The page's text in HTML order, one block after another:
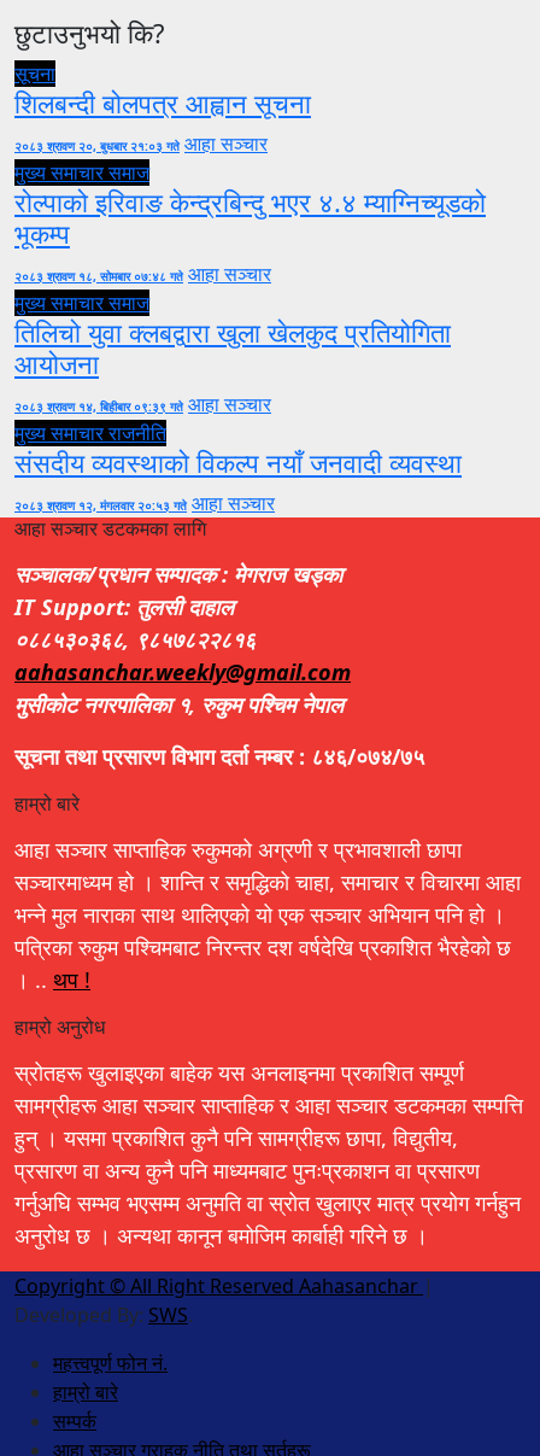
छुटाउनुभयो कि?
सूचना
शिलबन्दी बोलपत्र आह्वान सूचना
२०८३ श्रावण २०, बुधबार २१:०३ गते आहा सञ्चार
मुख्य समाचारसमाज
रोल्पाको इरिवाङ केन्द्रबिन्दु भएर ४.४ म्याग्निच्यूडको
भूकम्प
२०८३ श्रावण १८, सोमबार ०७:४८ गते आहा सञ्चार
मुख्य समाचारसमाज
तिलिचो युवा क्लबद्वारा खुला खेलकुद प्रतियोगिता
आयोजना
२०८३ श्रावण १४, बिहीबार ०९:३९ गते आहा सञ्चार
मुख्य समाचारराजनीति
संसदीय व्यवस्थाको विकल्प नयाँ जनवादी व्यवस्था
२०८३ श्रावण १२, मंगलवार २०:५३ गते आहा सञ्चार
आहा सञ्चार डटकमका लागि
सञ्चालक/प्रधान सम्पादक : मेगराज खड्का
IT Support: तुलसी दाहाल
०८८५३०३६८, ९८५७८२२८१६
aahasanchar.weekly@gmail.com
मुसीकोट नगरपालिका १, रुकुम पश्चिम नेपाल
सूचना तथा प्रसारण विभाग दर्ता नम्बर : ८४६/०७४/७५
हाम्रो बारे
आहा सञ्चार साप्ताहिक रुकुमको अग्रणी र प्रभावशाली छापा
सञ्चारमाध्यम हो । शान्ति र समृद्धिको चाहा, समाचार र विचारमा आहा
भन्ने मुल नाराका साथ थालिएको यो एक सञ्चार अभियान पनि हो ।
पत्रिका रुकुम पश्चिमबाट निरन्तर दश वर्षदेखि प्रकाशित भैरहेको छ
। .. थप !
हाम्रो अनुरोध
स्रोतहरू खुलाइएका बाहेक यस अनलाइनमा प्रकाशित सम्पूर्ण
सामग्रीहरू आहा सञ्चार साप्ताहिक र आहा सञ्चार डटकमका सम्पत्ति
हुन् । यसमा प्रकाशित कुनै पनि सामग्रीहरू छापा, विद्युतीय,
प्रसारण वा अन्य कुनै पनि माध्यमबाट पुनःप्रकाशन वा प्रसारण
गर्नुअघि सम्भव भएसम्म अनुमति वा स्रोत खुलाएर मात्र प्रयोग गर्नहुन
अनुरोध छ । अन्यथा कानून बमोजिम कार्बाही गरिने छ ।
Copyright © All Right Reserved Aahasanchar |
Developed By: SWS.
महत्त्वपूर्ण फोन नं.
हाम्रो बारे
सम्पर्क
आहा सञ्चार ग्राहक नीति तथा सर्तहरू